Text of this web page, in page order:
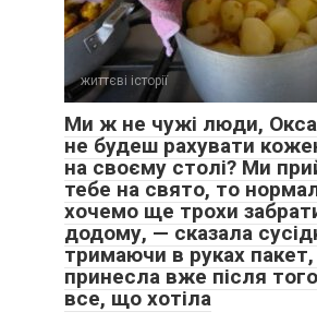
життєві історії
Ми ж не чужі люди,
не будеш рахувати
на своєму столі? Ми
тебе на свято, то
хочемо ще трохи
додому, — сказала
тримаючи в руках
принесла вже після
все, що хотіла